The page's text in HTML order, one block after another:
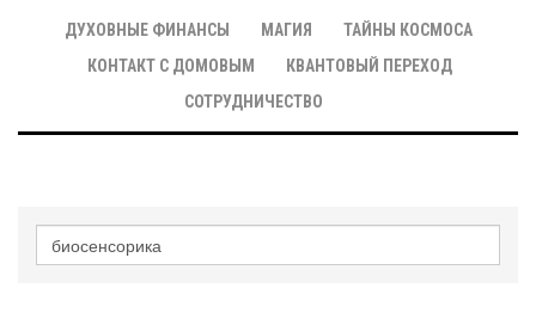
ДУХОВНЫЕ ФИНАНСЫ МАГИЯ
ТАЙНЫ КОСМОСА
КОНТАКТ С ДОМОВЫМ
КВАНТОВЫЙ ПЕРЕХОД
СОТРУДНИЧЕСТВО